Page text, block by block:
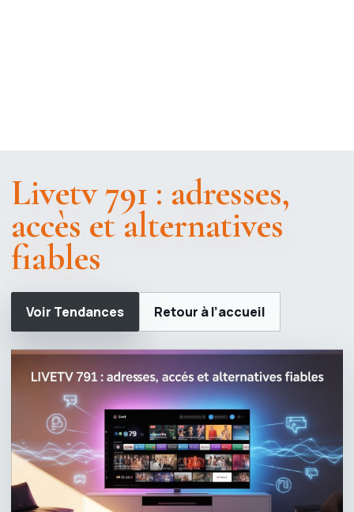
Livetv 791 : adresses,
accès et alternatives
fiables
Voir Tendances Retour à l’accueil